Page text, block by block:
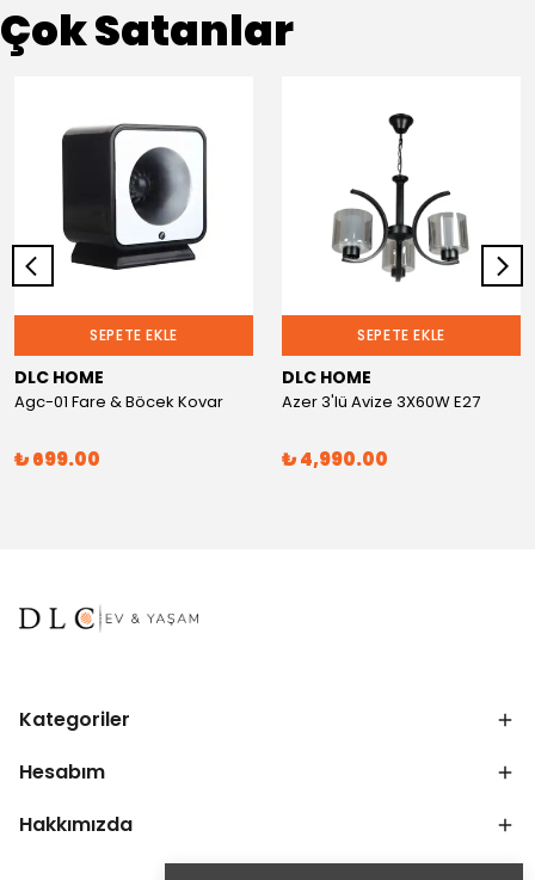
Çok Satanlar
SEPETE EKLE
DLC HOME
Agc-01 Fare & Böcek Kovar
₺ 699.00
SEPETE EKLE
DLC HOME
Azer 3'lü Avize 3X60W E27
₺ 4,990.00
Kategoriler
Hesabım
Hakkımızda